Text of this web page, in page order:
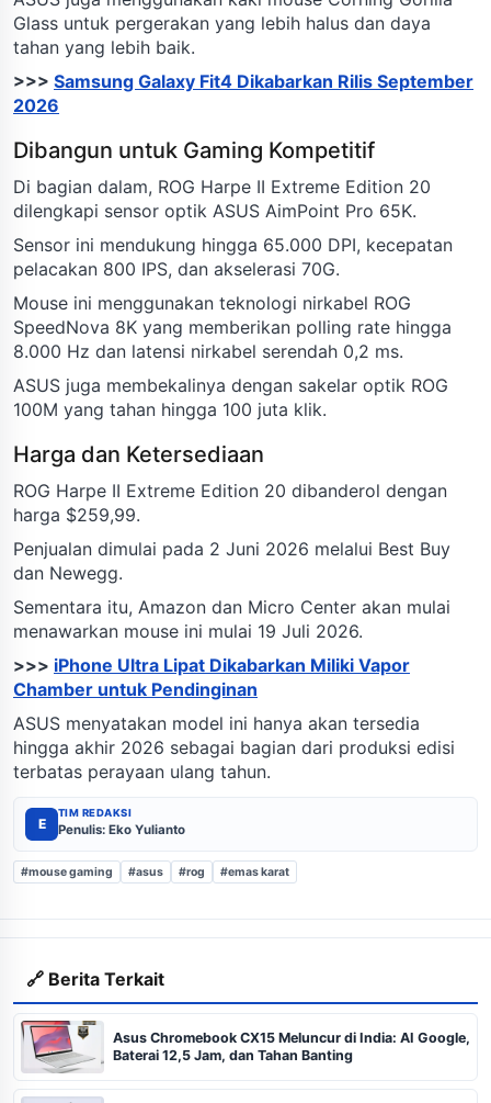
Glass untuk pergerakan yang lebih halus dan daya
tahan yang lebih baik.
>>> Samsung Galaxy Fit4 Dikabarkan Rilis September
2026
Dibangun untuk Gaming Kompetitif
Di bagian dalam, ROG Harpe II Extreme Edition 20
dilengkapi sensor optik ASUS AimPoint Pro 65K.
Sensor ini mendukung hingga 65.000 DPI, kecepatan
pelacakan 800 IPS, dan akselerasi 70G.
Mouse ini menggunakan teknologi nirkabel ROG
SpeedNova 8K yang memberikan polling rate hingga
8.000 Hz dan latensi nirkabel serendah 0,2 ms.
ASUS juga membekalinya dengan sakelar optik ROG
100M yang tahan hingga 100 juta klik.
Harga dan Ketersediaan
ROG Harpe II Extreme Edition 20 dibanderol dengan
harga $259,99.
Penjualan dimulai pada 2 Juni 2026 melalui Best Buy
dan Newegg.
Sementara itu, Amazon dan Micro Center akan mulai
menawarkan mouse ini mulai 19 Juli 2026.
>>> iPhone Ultra Lipat Dikabarkan Miliki Vapor
Chamber untuk Pendinginan
ASUS menyatakan model ini hanya akan tersedia
hingga akhir 2026 sebagai bagian dari produksi edisi
terbatas perayaan ulang tahun.
E
TIM REDAKSI
Penulis: Eko Yulianto
#mouse gaming #asus #rog #emas karat
🔗 Berita Terkait
Asus Chromebook CX15 Meluncur di India: AI Google,
Baterai 12,5 Jam, dan Tahan Banting